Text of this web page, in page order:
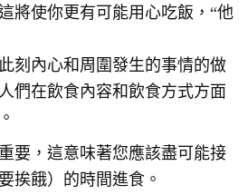
將使你更有可能用心吃飯，“他
內心和周圍發生的事情的做
在飲食內容和飲食方式方面
要，這意味著您應該盡可能接
挨餓）的時間進食。